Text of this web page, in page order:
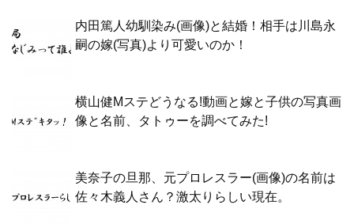
内田篤人幼馴染み(画像)と結婚！相手は川島永
嗣の嫁(写真)より可愛いのか！
横山健Mステどうなる!動画と嫁と子供の写真画
像と名前、タトゥーを調べてみた!
美奈子の旦那、元プロレスラー(画像)の名前は
佐々木義人さん？激太りらしい現在。